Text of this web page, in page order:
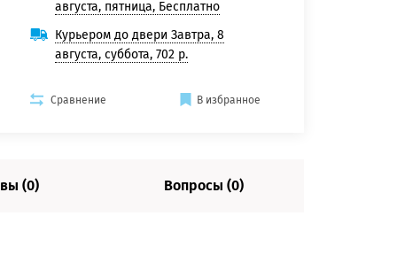
125 баллов
августа, пятница, Бесплатно
Курьером до двери Завтра, 8
августа, суббота, 702 р.
Сравнение В избранное
(0) Вопросы (0)